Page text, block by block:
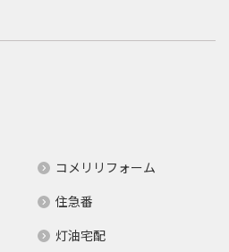
コメリリフォーム
住急番
灯油宅配